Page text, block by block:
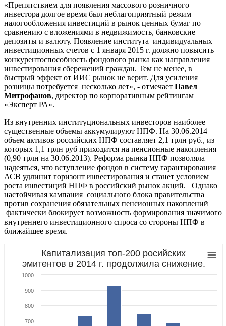
«Препятствием для появления массового розничного
инвестора долгое время был неблагоприятный режим
налогообложения инвестиций в рынок ценных бумаг по
сравнению с вложениями в недвижимость, банковские
депозиты и валюту. Появление института индивидуальных
инвестиционных счетов с 1 января 2015 г. должно повысить
конкурентоспособность фондового рынка как направления
инвестирования сбережений граждан. Тем не менее, в
быстрый эффект от ИИС рынок не верит. Для усиления
розницы потребуется несколько лет», - отмечает Павел
Митрофанов, директор по корпоративным рейтингам
«Эксперт РА».
Из внутренних институциональных инвесторов наиболее
существенные объемы аккумулируют НПФ. На 30.06.2014
объем активов российских НПФ составляет 2,1 трлн руб., из
которых 1,1 трлн руб приходится на пенсионные накопления
(0,90 трлн на 30.06.2013). Реформа рынка НПФ позволяла
надеяться, что вступление фондов в систему гарантирования
АСВ удлинит горизонт инвестирования и станет условием
роста инвестиций НПФ в российский рынок акций. Однако
настойчивая кампания социального блока правительства
против сохранения обязательных пенсионных накоплений
фактически блокирует возможность формирования значимого
внутреннего инвестиционного спроса со стороны НПФ в
ближайшее время.
Капитализация топ-200 росийских
эмитентов в 2014 г. продолжила снижение.
700
800
900
1000